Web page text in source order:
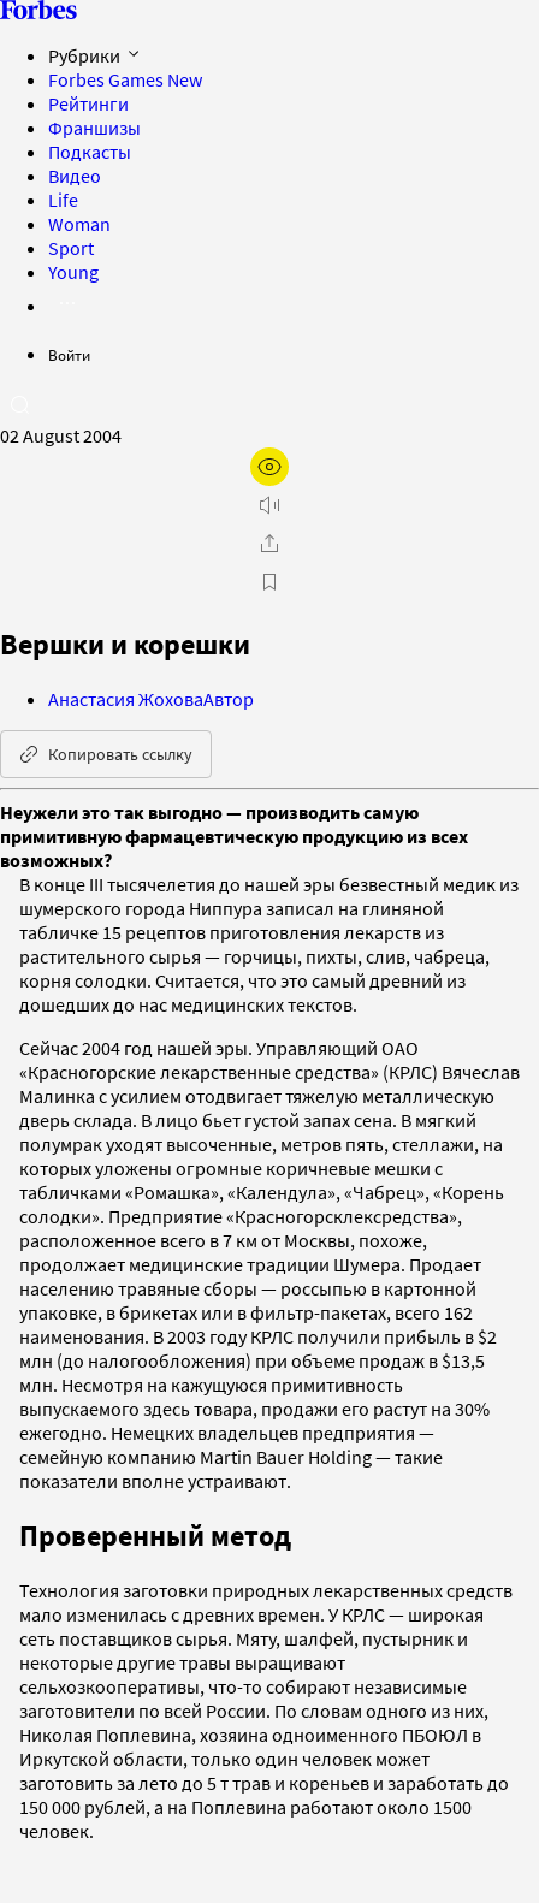
Рубрики
Forbes Games New
Рейтинги
Франшизы
Подкасты
Видео
Life
Woman
Sport
Young
Войти
02 August 2004
Вершки и корешки
Анастасия ЖоховаАвтор
Копировать ссылку
Неужели это так выгодно — производить самую
примитивную фармацевтическую продукцию из всех
возможных?
В конце III тысячелетия до нашей эры безвестный медик из
шумерского города Ниппура записал на глиняной
табличке 15 рецептов приготовления лекарств из
растительного сырья — горчицы, пихты, слив, чабреца,
корня солодки. Считается, что это самый древний из
дошедших до нас медицинских текстов.
Сейчас 2004 год нашей эры. Управляющий ОАО
«Красногорские лекарственные средства» (КРЛС) Вячеслав
Малинка с усилием отодвигает тяжелую металлическую
дверь склада. В лицо бьет густой запах сена. В мягкий
полумрак уходят высоченные, метров пять, стеллажи, на
которых уложены огромные коричневые мешки с
табличками «Ромашка», «Календула», «Чабрец», «Корень
солодки». Предприятие «Красногорсклексредства»,
расположенное всего в 7 км от Москвы, похоже,
продолжает медицинские традиции Шумера. Продает
населению травяные сборы — россыпью в картонной
упаковке, в брикетах или в фильтр-пакетах, всего 162
наименования. В 2003 году КРЛС получили прибыль в $2
млн (до налогообложения) при объеме продаж в $13,5
млн. Несмотря на кажущуюся примитивность
выпускаемого здесь товара, продажи его растут на 30%
ежегодно. Немецких владельцев предприятия —
семейную компанию Martin Bauer Holding — такие
показатели вполне устраивают.
Проверенный метод
Технология заготовки природных лекарственных средств
мало изменилась с древних времен. У КРЛС — широкая
сеть поставщиков сырья. Мяту, шалфей, пустырник и
некоторые другие травы выращивают
сельхозкооперативы, что-то собирают независимые
заготовители по всей России. По словам одного из них,
Николая Поплевина, хозяина одноименного ПБОЮЛ в
Иркутской области, только один человек может
заготовить за лето до 5 т трав и кореньев и заработать до
150 000 рублей, а на Поплевина работают около 1500
человек.